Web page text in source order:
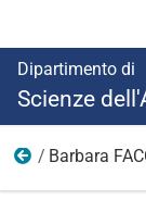
Dipartimento di
Scienze
Foto
Barbara